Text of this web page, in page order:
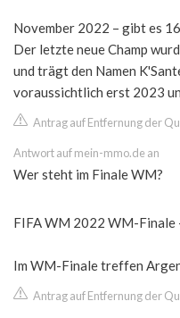
November 2022 – gibt es
Der letzte neue Champ
und trägt den Namen
voraussichtlich erst 2023
Antrag auf Entfernung der
Antwort auf mein-mmo.de an
Wer steht im Finale WM?
FIFA WM 2022 WM-
Im WM-Finale treffen
Antrag auf Entfernung der